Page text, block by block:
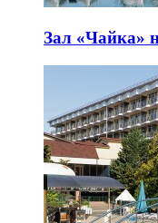
Зал «Чайка»